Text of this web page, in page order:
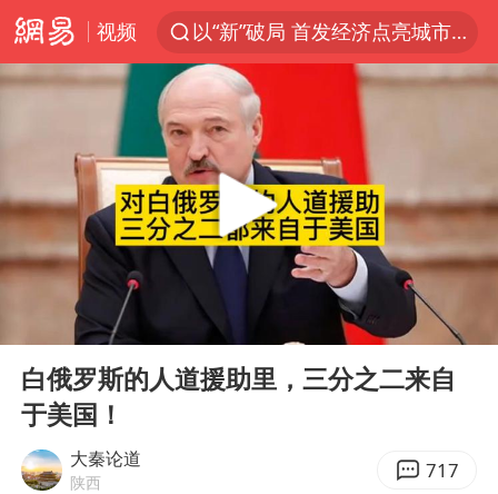
视频
以“新”破局 首发经济点亮城市消费活力
Meta被判支付5.67亿美元
阿根廷足协发文力挺因凡蒂诺
中国稀土盘中涨停
A股开盘：民爆、CPO等概念走强
日本广岛民众举行游行反对政府行径
21楼高空抛物嫌疑人被拘留
日韩股市高开跳水 SK海力士下挫转跌
Play
00:00 01:54
白俄罗斯的人道援助里，三分之二来自
于美国！
大秦论道
陕西 717